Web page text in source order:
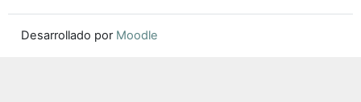
Desarrollado por Moodle